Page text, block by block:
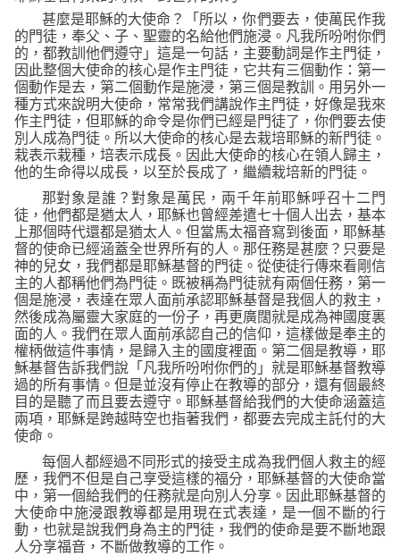
甚麼是耶穌的大使命 ？
「所以，你們要去，使萬民作我
的門徒，奉父、子、聖靈的名給他們施浸。凡我所吩咐你們
的，都教訓他們遵守」 這是一句話，主要動詞是作主門徒，
因此整個大使命的核心是作主門徒，它共有三個動作：第一
個動作是去，第二個動作是施浸，第三個是教訓。用另外一
種方式來說明大使命，常常我們講說作主門徒，好像是我來
作主門徒，但耶穌的命令是你們已經是門徒了，你們要去使
別人成為門徒。所以大使命的核心是去栽培耶穌的新門徒。
栽表示栽種，培表示成長。因此大使命的核心在領人歸主，
他的生命得以成長，以至於長成了，繼續栽培新的門徒。
那對象是誰 ？對象是萬民，兩千年前耶穌呼召十二門
徒，他們都是猶太人，耶穌也曾經差遣七十個人出去，基本
上那個時代還都是猶太人。但當馬太福音寫到後面，耶穌基
督的使命已經涵蓋全世界所有的人。那任務是甚麼 ？ 只要是
神的兒女，我們都是耶穌基督的門徒。從使徒行傳來看剛信
主的人都稱他們為門徒。既被稱為門徒就有兩個任務，第一
個是施浸，表達在眾人面前承認耶穌基督是我個人的救主，
然後成為屬靈大家庭的一份子，再更廣闊就是成為神國度裏
面的人。我們在眾人面前承認自己的信仰，這樣做是奉主的
權柄做這件事情，是歸入主的國度裡面。第二個是教導，耶
穌基督告訴我們說 「凡我所吩咐你們的」 就是耶穌基督教導
過的所有事情。但是並沒有停止在教導的部分，還有個最終
目的是聽了而且要去遵守。耶穌基督給我們的大使命涵蓋這
兩項，耶穌是跨越時空也指著我們，都要去完成主託付的大
使命。
每個人都經過不同形式的接受主成為我們個人救主的經
歷，我們不但是自己享受這樣的福分，耶穌基督的大使命當
中，第一個給我們的任務就是向別人分享。因此耶穌基督的
大使命中施浸跟教導都是用現在式表達，是一個不斷的行
動，也就是說我們身為主的門徒，我們的使命是要不斷地跟
人分享福音，不斷做教導的工作。